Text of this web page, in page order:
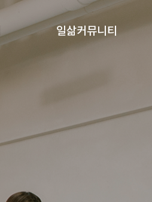
일삶커뮤니티